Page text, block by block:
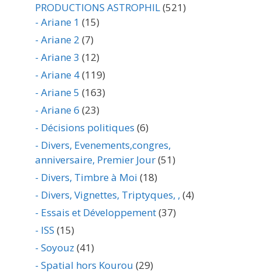
PRODUCTIONS ASTROPHIL(521)
- Ariane 1 (15)
- Ariane 2 (7)
- Ariane 3 (12)
- Ariane 4(119)
- Ariane 5 (163)
- Ariane 6 (23)
- Décisions politiques (6)
- Divers, Evenements,congres,
anniversaire, Premier Jour(51)
- Divers, Timbre à Moi (18)
- Divers, Vignettes, Triptyques, , (4)
- Essais et Développement(37)
- ISS (15)
- Soyouz (41)
- Spatial hors Kourou (29)